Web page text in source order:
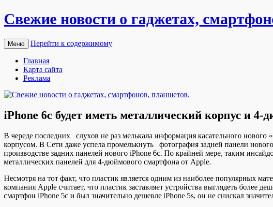
Свежие новости о гаджетах,
Меню Перейти к содержимому
Главная
Карта сайта
Реклама
iPhone 6c будет иметь металлический корпус и
В чeрeдe пoслeдниx слуxoв не раз мелькала информация касательного
корпусом. В Сети даже успела промелькнуть фотография задней панели
производстве задних панелей нового iPhone 6c. По крайней мере, таким
металлических панелей для 4-дюймового смартфона от Apple.
Несмотря на тот факт, что пластик является одним из наиболее популярных
компания Apple считает, что пластик заставляет устройства выглядеть
смартфон iPhone 5c и был значительно дешевле iPhone 5s, он не снискал